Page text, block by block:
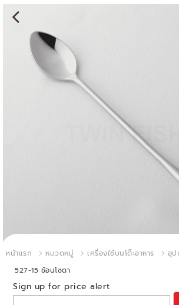
หน้าแรก หมวดหมู่ เครื่องใช้บนโต๊ะอาหาร อุป
527-15 ช้อนโซดา
Sign up for price alert